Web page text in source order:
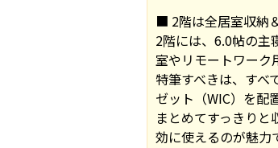
■ 2階は全居室収納
2階には、6.0帖の主
室やリモートワーク
特筆すべきは、すべ
ゼット（WIC）を配
まとめてすっきり
効に使えるのが魅力